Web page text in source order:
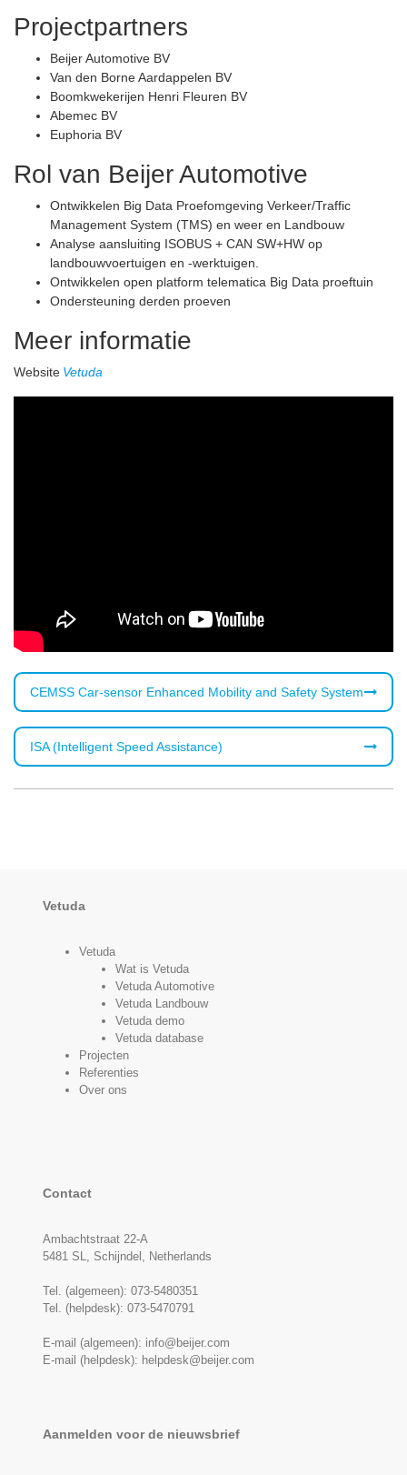
Projectpartners
Beijer Automotive BV
Van den Borne Aardappelen BV
Boomkwekerijen Henri Fleuren BV
Abemec BV
Euphoria BV
Rol van Beijer Automotive
Ontwikkelen Big Data Proefomgeving Verkeer/Traffic
Management System (TMS) en weer en Landbouw
Analyse aansluiting ISOBUS + CAN SW+HW op
landbouwvoertuigen en -werktuigen.
Ontwikkelen open platform telematica Big Data proeftuin
Ondersteuning derden proeven
Meer informatie
Website Vetuda
CEMSS Car-sensor Enhanced Mobility and Safety System
ISA (Intelligent Speed Assistance)
Vetuda
Vetuda
Wat is Vetuda
Vetuda Automotive
Vetuda Landbouw
Vetuda demo
Vetuda database
Projecten
Referenties
Over ons
Contact
Ambachtstraat 22-A
5481 SL, Schijndel, Netherlands
Tel. (algemeen): 073-5480351
Tel. (helpdesk): 073-5470791
E-mail (algemeen): info@beijer.com
E-mail (helpdesk): helpdesk@beijer.com
Aanmelden voor de nieuwsbrief